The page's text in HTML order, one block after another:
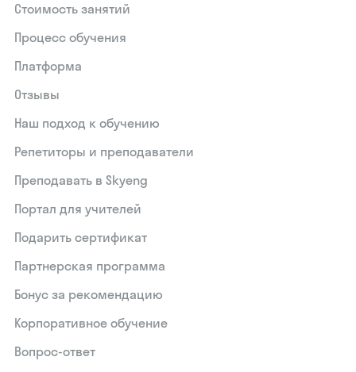
Стоимость занятий
Процесс обучения
Платформа
Отзывы
Наш подход к обучению
Репетиторы и преподаватели
Преподавать в Skyeng
Портал для учителей
Подарить сертификат
Партнерская программа
Бонус за рекомендацию
Корпоративное обучение
Вопрос-ответ